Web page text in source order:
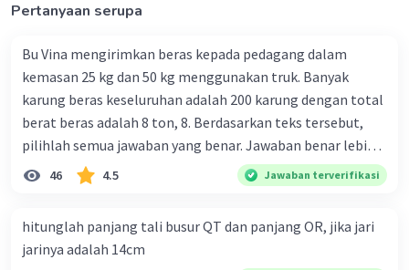
Pertanyaan serupa
Bu Vina mengirimkan beras kepada pedagang dalam
kemasan 25 kg dan 50 kg menggunakan truk. Banyak
karung beras keseluruhan adalah 200 karung dengan total
berat beras adalah 8 ton, 8. Berdasarkan teks tersebut,
pilihlah semua jawaban yang benar. Jawaban benar lebih
dari satu. Banyak karung beras kemasan 25 kg adalah 50
buah. Banyak karung beras kemasan 50 kg adalah 150
ton. Perbandingan berat beras kemasan 25 kg dan 50 kg
dalam truk adalah 1: 3. 9. Berdasarkan teks tersebut, jika
46 4.5 Jawaban terverifikasi
hitunglah panjang tali busur QT dan panjang OR, jika jari
jarinya adalah 14cm